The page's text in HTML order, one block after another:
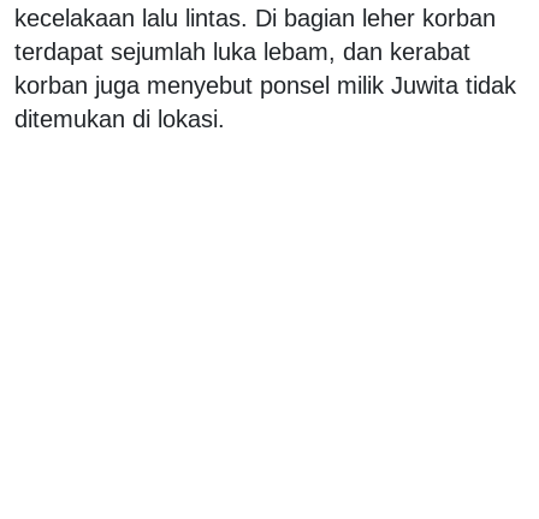
kecelakaan lalu lintas. Di bagian leher korban
terdapat sejumlah luka lebam, dan kerabat
korban juga menyebut ponsel milik Juwita tidak
ditemukan di lokasi.